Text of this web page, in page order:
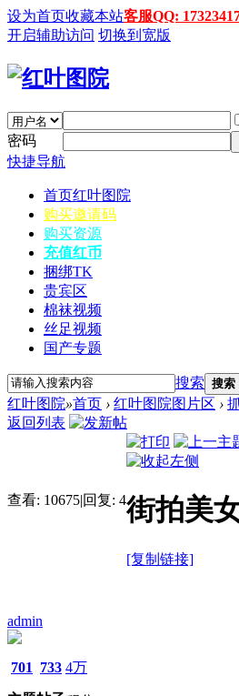
设为首页收藏本站客服QQ:
开启辅助访问 切换到宽版
密码
快捷导航
首页红叶图院
购买邀请码
购买资源
充值红币
捆绑TK
贵宾区
棉袜视频
丝足视频
国产专题
搜索 搜索
红叶图院»首页 › 红叶图院图片区 ›
返回列表
查看: 10675|回复: 4街拍美
[复制链接]
admin
701 733 4万